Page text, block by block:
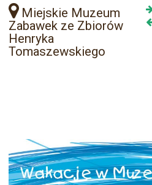
Miejskie Muzeum
Zabawek ze Zbiorów
Henryka
Tomaszewskiego